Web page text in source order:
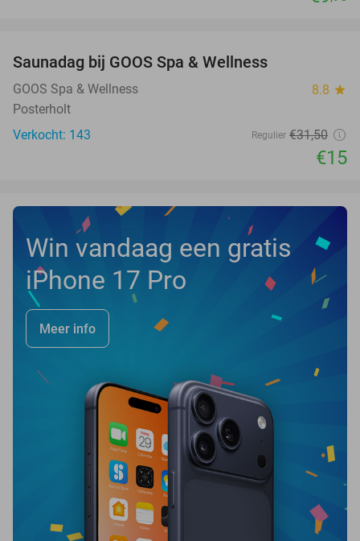
TODAY
Saunadag bij GOOS Spa & Wellness
GOOS Spa & Wellness 8.8 star
Posterholt
Verkocht: 143
Regulier €31,50
€15
Win vandaag een gratis
iPhone 17 Pro
Meer info